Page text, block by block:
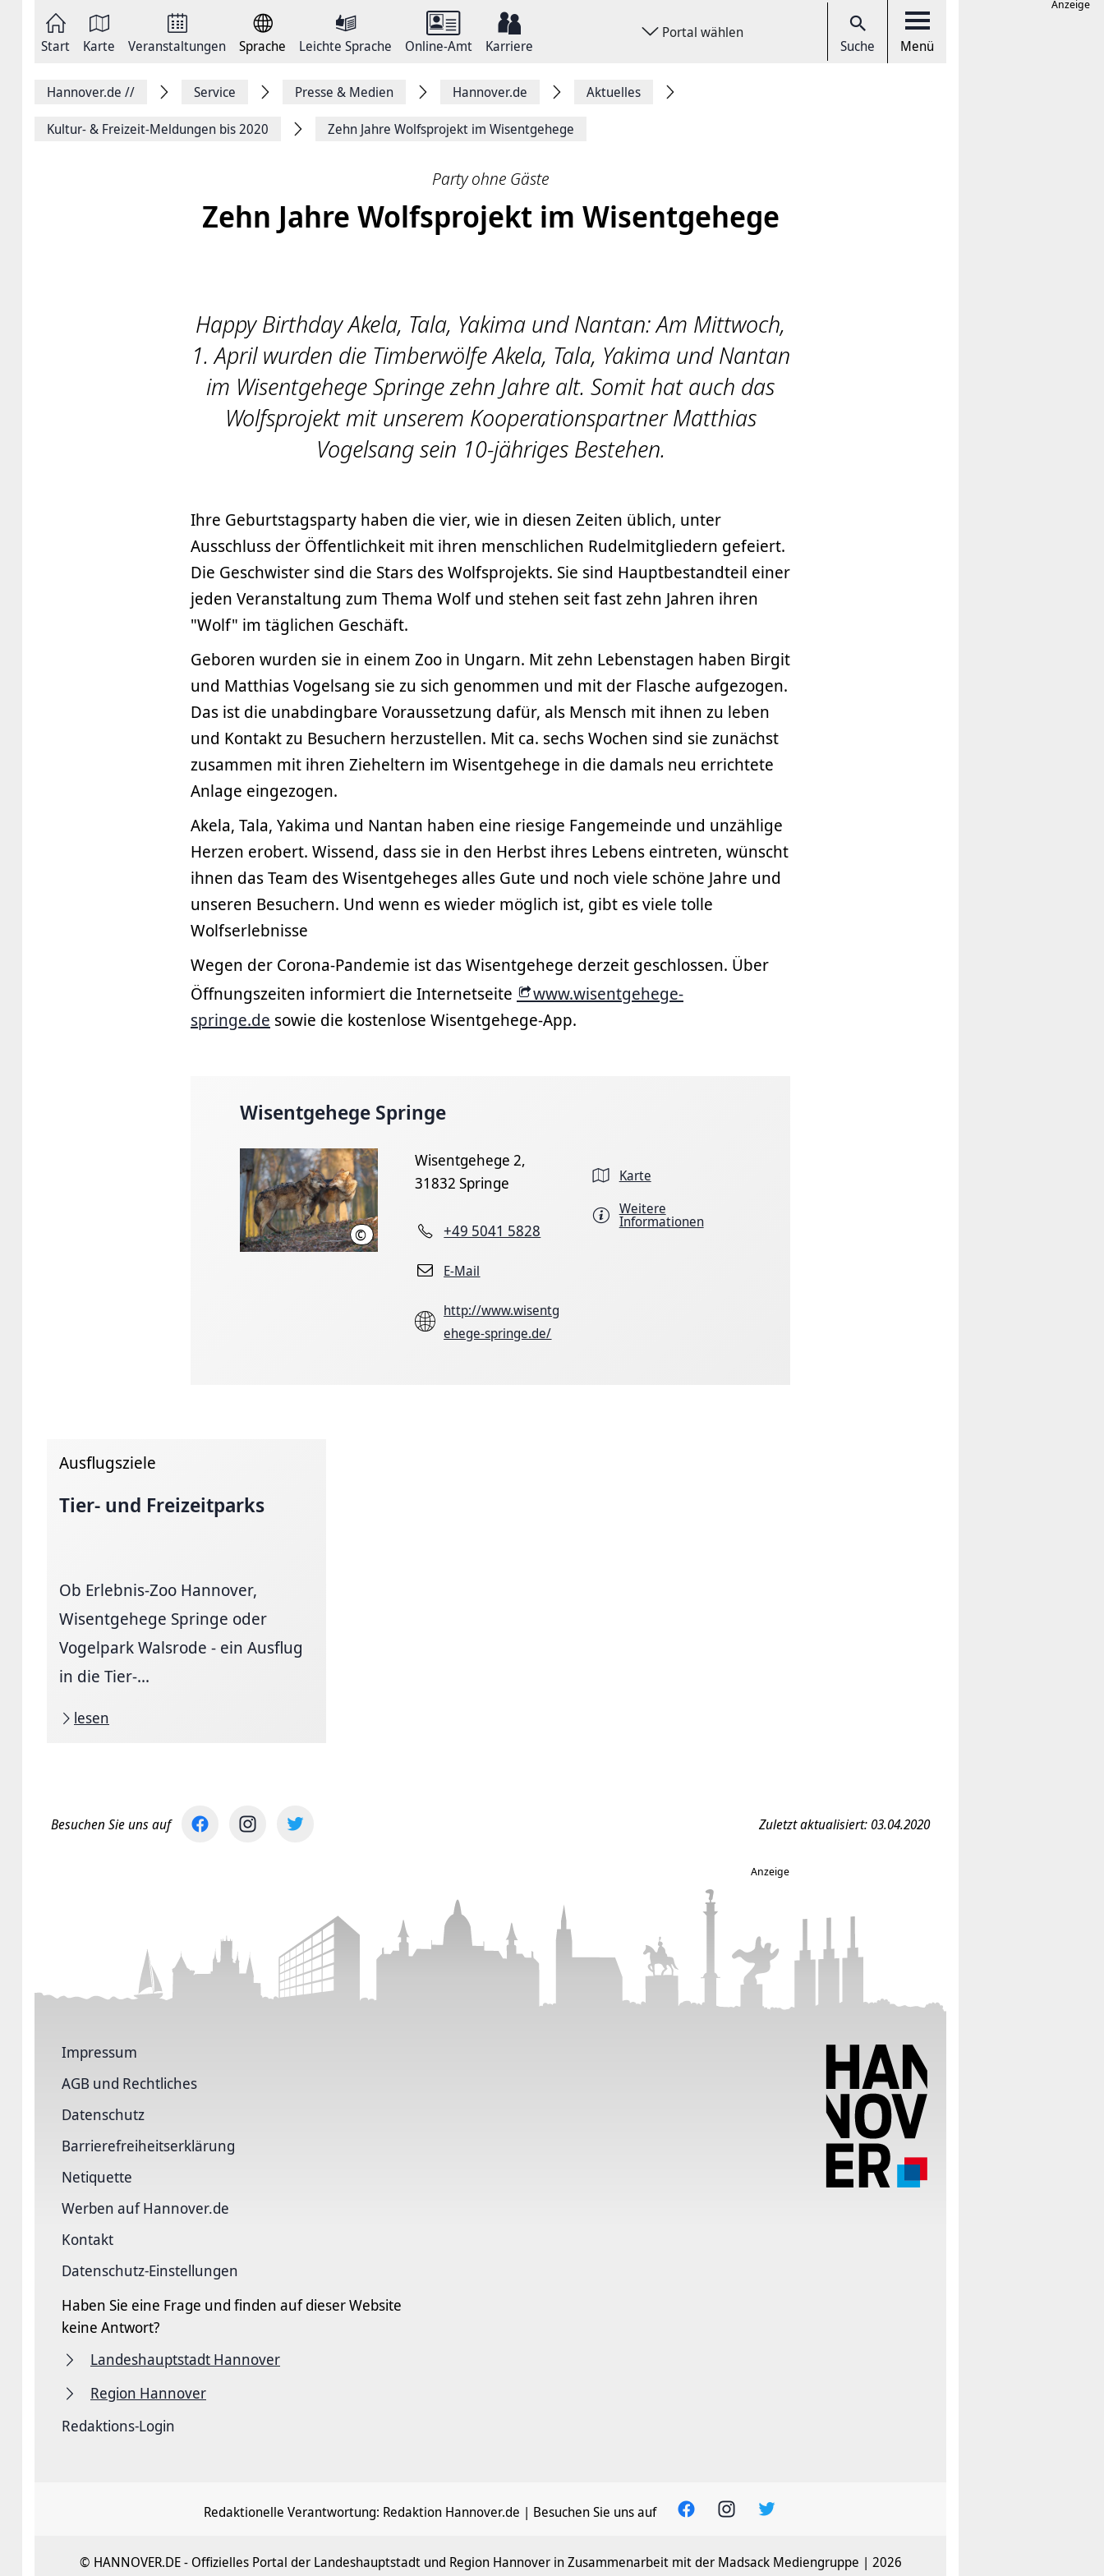
springen
Start Karte Veranstaltungen Sprache Leichte Sprache Online-Amt Karriere
Portal wählen
Suche Menü
FacebookHannover.de // Service Presse & Medien Hannover.de Aktuelles
Kultur- & Freizeit-Meldungen bis 2020 Zehn Jahre Wolfsprojekt im Wisentgehege
Party ohne Gäste
Zehn Jahre Wolfsprojekt im Wisentgehege
Happy Birthday Akela, Tala, Yakima und Nantan: Am Mittwoch,
1. April wurden die Timberwölfe Akela, Tala, Yakima und Nantan
im Wisentgehege Springe zehn Jahre alt. Somit hat auch das
Wolfsprojekt mit unserem Kooperationspartner Matthias
Vogelsang sein 10-jähriges Bestehen.
Ihre Geburtstagsparty haben die vier, wie in diesen Zeiten üblich, unter
Ausschluss der Öffentlichkeit mit ihren menschlichen Rudelmitgliedern gefeiert.
Die Geschwister sind die Stars des Wolfsprojekts. Sie sind Hauptbestandteil einer
jeden Veranstaltung zum Thema Wolf und stehen seit fast zehn Jahren ihren
"Wolf" im täglichen Geschäft.
Geboren wurden sie in einem Zoo in Ungarn. Mit zehn Lebenstagen haben Birgit
und Matthias Vogelsang sie zu sich genommen und mit der Flasche aufgezogen.
Das ist die unabdingbare Voraussetzung dafür, als Mensch mit ihnen zu leben
und Kontakt zu Besuchern herzustellen. Mit ca. sechs Wochen sind sie zunächst
zusammen mit ihren Zieheltern im Wisentgehege in die damals neu errichtete
Anlage eingezogen.
Akela, Tala, Yakima und Nantan haben eine riesige Fangemeinde und unzählige
Herzen erobert. Wissend, dass sie in den Herbst ihres Lebens eintreten, wünscht
ihnen das Team des Wisentgeheges alles Gute und noch viele schöne Jahre und
unseren Besuchern. Und wenn es wieder möglich ist, gibt es viele tolle
Wolfserlebnisse
Wegen der Corona-Pandemie ist das Wisentgehege derzeit geschlossen. Über
Öffnungszeiten informiert die Internetseite
www.wisentgehege-
springe.de sowie die kostenlose Wisentgehege-App.
Wisentgehege Springe
© Hennig Wisentgehege
Wisentgehege 2,
31832 Springe
+49 5041 5828
E-Mail
http://www.wisentg
ehege-springe.de/
Karte
Weitere
Informationen
Ausflugsziele
Tier- und Freizeitparks
Ob Erlebnis-Zoo Hannover,
Wisentgehege Springe oder
Vogelpark Walsrode - ein Ausflug
in die Tier-...
lesen
Besuchen Sie uns auf Zuletzt aktualisiert: 03.04.2020
Anzeige
Impressum
AGB und Rechtliches
Datenschutz
Barriere­freiheits­erklärung
Netiquette
Werben auf Hannover.de
Kontakt
Datenschutz-Einstellungen
Haben Sie eine Frage und finden auf dieser Website
keine Antwort?
Landeshauptstadt Hannover
Region Hannover
Redaktions-Login
Redaktionelle Verantwortung: Redaktion Hannover.de | Besuchen Sie uns auf
© HANNOVER.DE - Offizielles Portal der Landeshauptstadt und Region Hannover in Zusammenarbeit mit der Madsack Mediengruppe | 2026
Anzeige